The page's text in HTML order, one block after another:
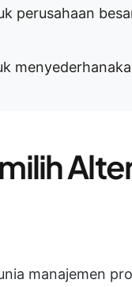
perusahaan
manajemen